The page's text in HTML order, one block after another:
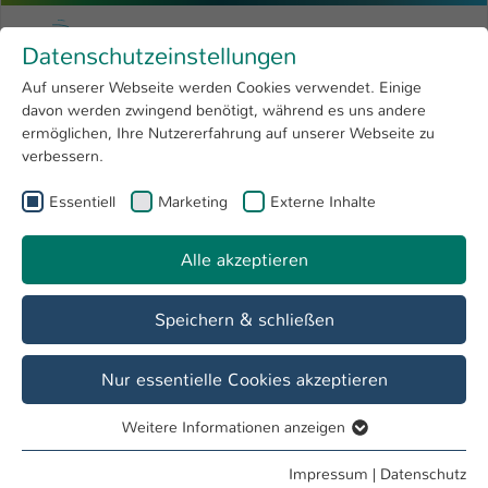
Menu
Forschung 4
Open submenu
Hochschule
International
Zum Hauptinhalt springen
Hochschule Kaiserslautern
Sie sind hier:
Bachelor
Bachelor Wirtschaft und Recht
Datenschutzeinstellungen
Auf unserer Webseite werden Cookies verwendet. Einige
davon werden zwingend benötigt, während es uns andere
ermöglichen, Ihre Nutzererfahrung auf unserer Webseite zu
verbessern.
Essentiell Marketing Externe Inhalte
Alle akzeptieren
Speichern & schließen
Nur essentielle Cookies akzeptieren
Essentielle Cookies werden für grundlegende Funktionen
Weitere Informationen anzeigen
Impressum | Datenschutz